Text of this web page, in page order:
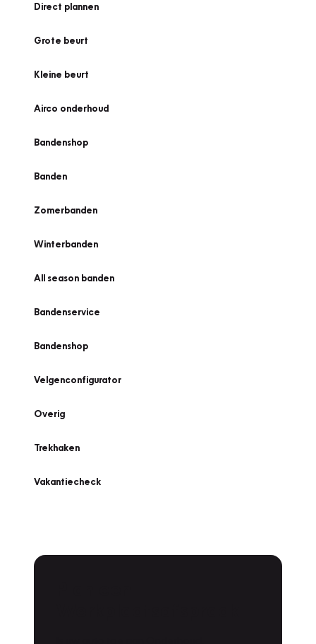
Direct plannen
Grote beurt
Kleine beurt
Airco onderhoud
Bandenshop
Banden
Zomerbanden
Winterbanden
All season banden
Bandenservice
Bandenshop
Velgenconfigurator
Overig
Trekhaken
Vakantiecheck